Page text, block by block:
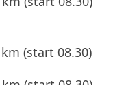
(start 08.30)